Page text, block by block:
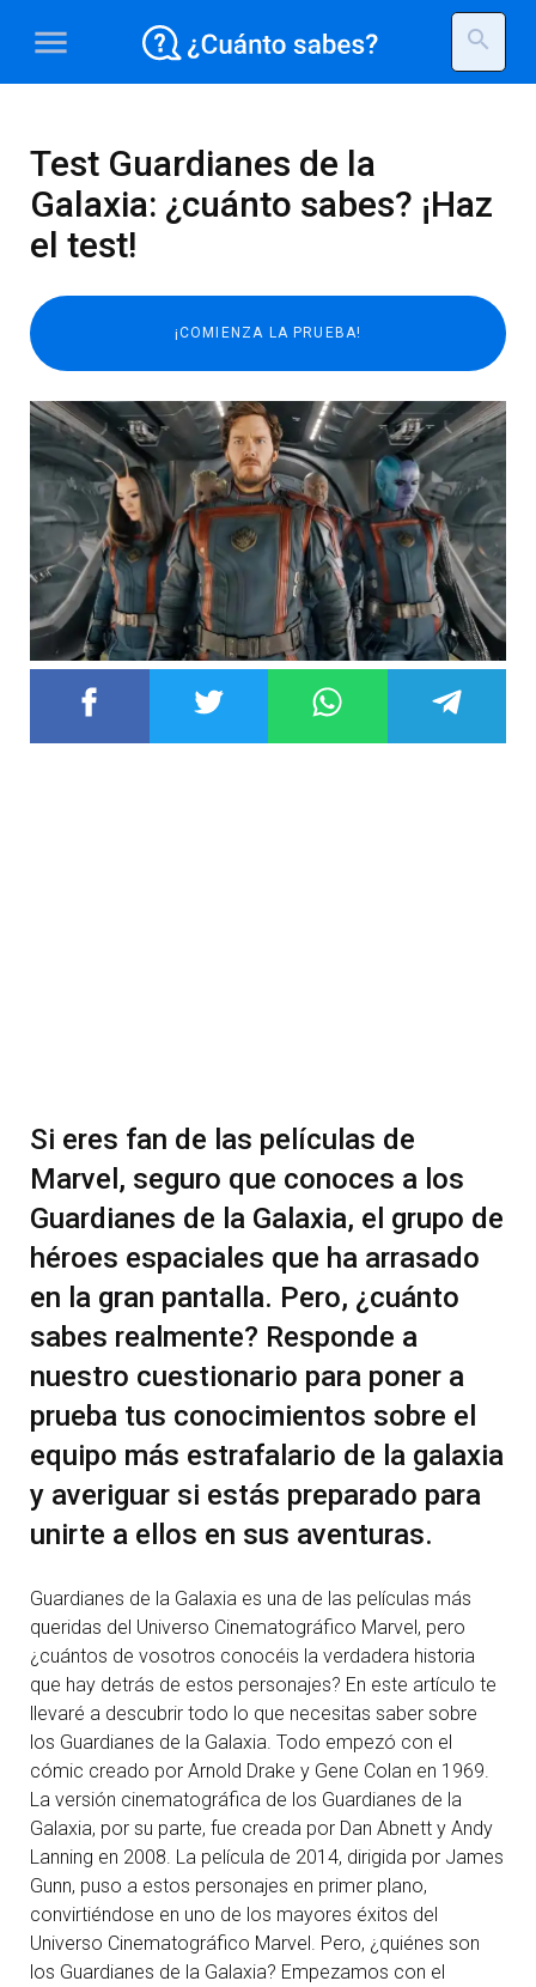
menu search
Test Guardianes de la
Galaxia: ¿cuánto sabes? ¡Haz
el test!
Si eres fan de las películas de
Marvel, seguro que conoces a los
Guardianes de la Galaxia, el grupo de
héroes espaciales que ha arrasado
en la gran pantalla. Pero, ¿cuánto
sabes realmente? Responde a
nuestro cuestionario para poner a
prueba tus conocimientos sobre el
equipo más estrafalario de la galaxia
y averiguar si estás preparado para
unirte a ellos en sus aventuras.
Guardianes de la Galaxia es una de las películas más
queridas del Universo Cinematográfico Marvel, pero
¿cuántos de vosotros conocéis la verdadera historia
que hay detrás de estos personajes? En este artículo te
llevaré a descubrir todo lo que necesitas saber sobre
los Guardianes de la Galaxia. Todo empezó con el
cómic creado por Arnold Drake y Gene Colan en 1969.
La versión cinematográfica de los Guardianes de la
Galaxia, por su parte, fue creada por Dan Abnett y Andy
Lanning en 2008. La película de 2014, dirigida por James
Gunn, puso a estos personajes en primer plano,
convirtiéndose en uno de los mayores éxitos del
Universo Cinematográfico Marvel. Pero, ¿quiénes son
los Guardianes de la Galaxia? Empezamos con el